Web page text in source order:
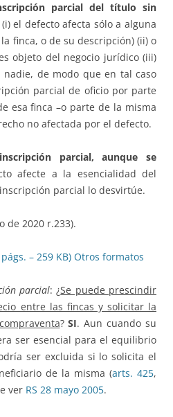
parcial del título sin
el defecto afecta sólo a alguna
finca, o de su descripción) (ii) o
objeto del negocio jurídico (iii)
de modo que en tal caso
parcial de oficio por parte
esa finca –o parte de la misma
no afectada por el defecto.
parcial, aunque se
afecte a la esencialidad del
parcial lo desvirtúe.
de 2020 r.233).
– 259 KB) Otros formatos
parcial: ¿Se puede prescindir
entre las fincas y solicitar la
?SI. Aun cuando su
ser esencial para el equilibrio
ser excluida si lo solicita el
de la misma (arts. 425,
ver RS 28 mayo 2005.